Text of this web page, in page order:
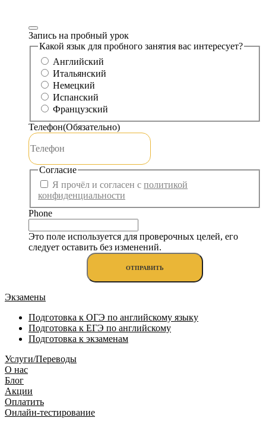
Запись на пробный урок
Какой язык для пробного занятия вас интересует?
Английский
Итальянский
Немецкий
Испанский
Французский
Телефон(Обязательно)
Согласие
Я прочёл и согласен с политикой
конфиденциальности
Phone
Это поле используется для проверочных целей, его
следует оставить без изменений.
Экзамены
Подготовка к ОГЭ по английскому языку
Подготовка к ЕГЭ по английскому
Подготовка к экзаменам
Услуги/Переводы
О нас
Блог
Акции
Оплатить
Онлайн-тестирование